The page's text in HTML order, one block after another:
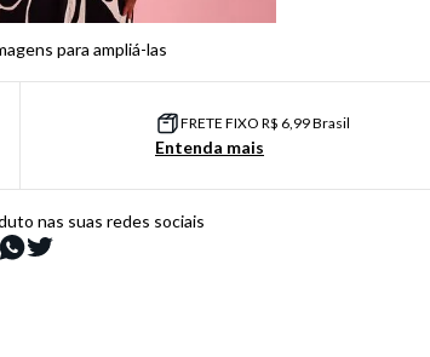
para ampliá-las
FRETE FIXO R$ 6,99 Brasil
Entenda mais
nas suas redes sociais